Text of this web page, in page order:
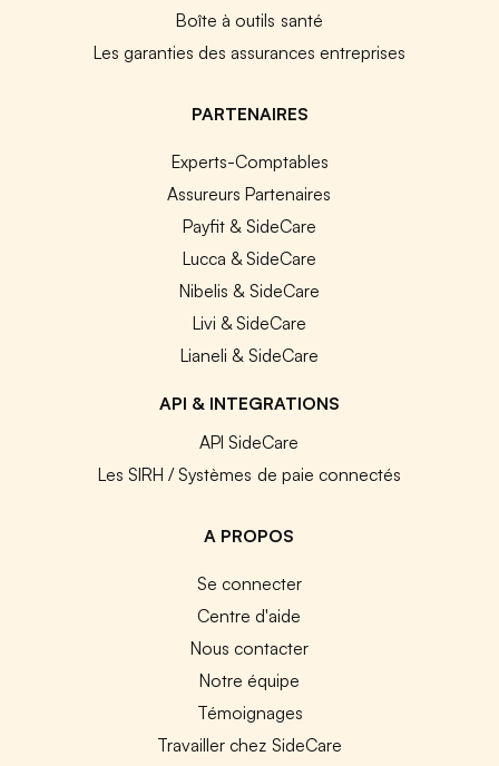
Boîte à outils santé
Les garanties des assurances entreprises
PARTENAIRES
Experts-Comptables
Assureurs Partenaires
Payfit & SideCare
Lucca & SideCare
Nibelis & SideCare
Livi & SideCare
Lianeli & SideCare
API & INTEGRATIONS
API SideCare
Les SIRH / Systèmes de paie connectés
A PROPOS
Se connecter
Centre d'aide
Nous contacter
Notre équipe
Témoignages
Travailler chez SideCare